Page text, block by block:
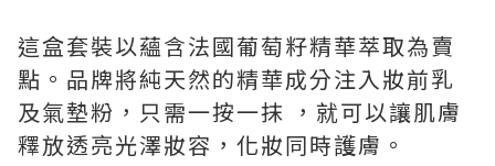
這盒套裝以蘊含法國葡萄籽精華萃取為賣
點。品牌將純天然的精華成分注入妝前乳
及氣墊粉，只需一按一抹 ，就可以讓肌膚
釋放透亮光澤妝容，化妝同時護膚。